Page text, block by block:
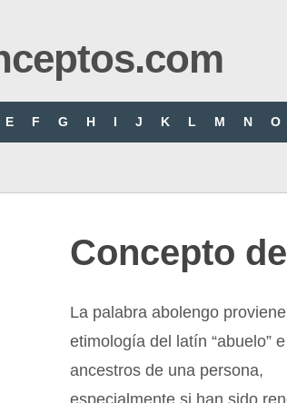
E F G H I J K L M N O
Concepto
La palabra abolengo
etimología del latín “abuelo”
ancestros de una persona,
especialmente si han sido